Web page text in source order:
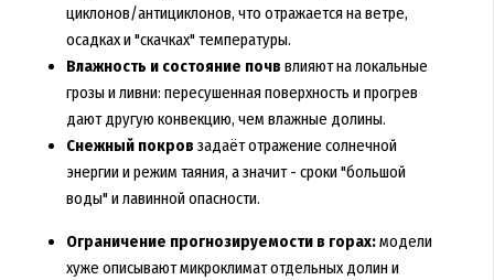
циклонов/антициклонов, что отражается на ветре,
осадках и "скачках" температуры.
Влажность и состояние почв влияют на локальные
грозы и ливни: пересушенная поверхность и прогрев
дают другую конвекцию, чем влажные долины.
Снежный покров задаёт отражение солнечной
энергии и режим таяния, а значит - сроки "большой
воды" и лавинной опасности.
Ограничение прогнозируемости в горах:модели
хуже описывают микроклимат отдельных долин и